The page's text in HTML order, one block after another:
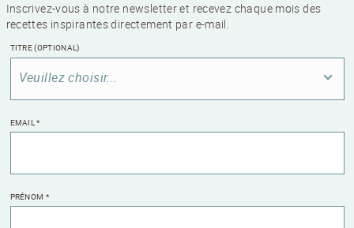
Inscrivez-vous à notre newsletter et recevez chaque mois des
recettes inspirantes directement par e-mail.
TITRE(OPTIONAL)
Veuillez choisir...
EMAIL*
PRÉNOM *